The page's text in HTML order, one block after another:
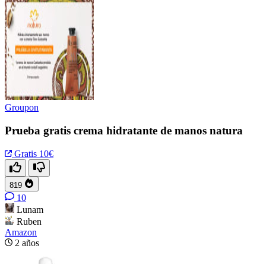
Groupon
Prueba gratis crema hidratante de manos natura
Gratis 10€
819
10
Lunam
Ruben
Amazon
2 años